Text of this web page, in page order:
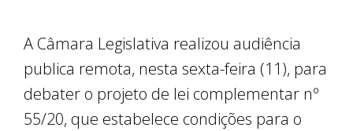
A Câmara Legislativa realizou audiência
publica remota, nesta sexta-feira (11), para
debater o projeto de lei complementar nº
55/20, que estabelece condições para o